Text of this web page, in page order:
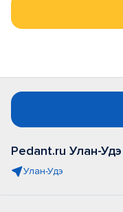
Pedant.ru Улан-Удэ
Улан-Удэ